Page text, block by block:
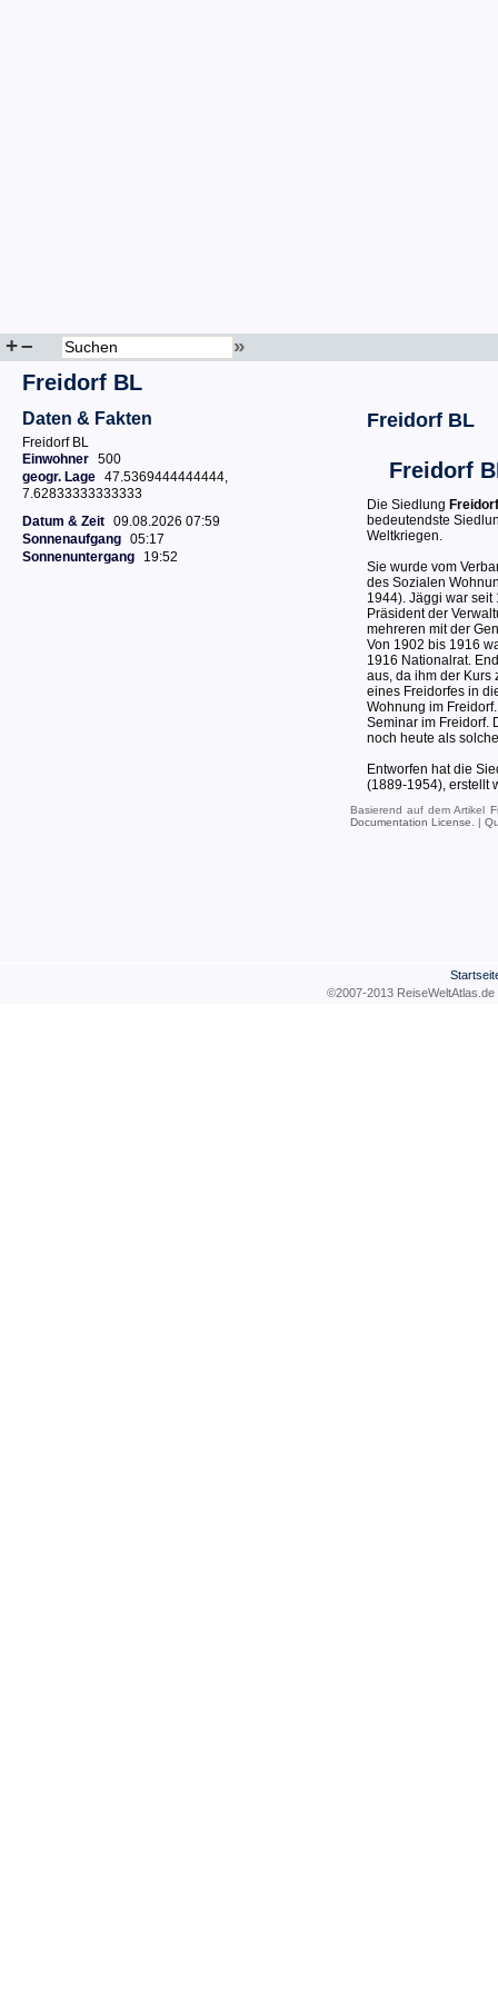
+– »
Freidorf BL
Daten & Fakten
Freidorf BL
Einwohner 500
geogr. Lage 47.5369444444444,
7.62833333333333
Datum & Zeit 09.08.2026 07:59
Sonnenaufgang 05:17
Sonnenuntergang
19:52
Freidorf BL
Freidorf
Die Siedlung Freidorf
bedeutendste
Weltkriegen.
Sie wurde vom
des Sozialen
1944). Jäggi war
Präsident der
mehreren mit der
Von 1902 bis 1916
1916 Nationalrat.
aus, da ihm der Kurs
eines Freidorfes in
Wohnung im
Seminar im Freidorf.
noch heute als
Entworfen hat die
(1889-1954), erstellt
Basierend auf dem Artikel
Documentation License . |
©2007-2013